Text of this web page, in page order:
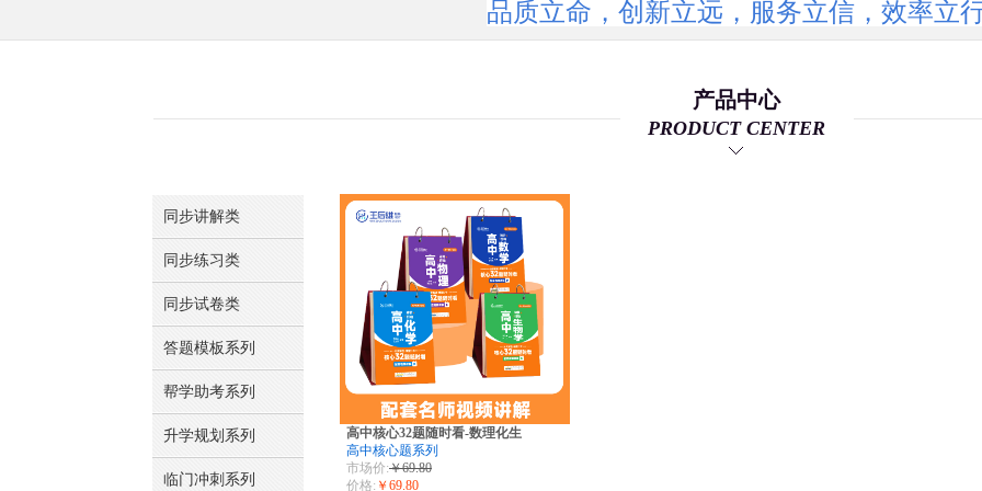
品质立命，创新立远，服务立信，效率立
产品中心
PRODUCT CENTER
高中核心32题随时看-数理化生
高中核心题系列
市场价:￥69.80
价格: ￥69.80
同步讲解类
同步练习类
同步试卷类
答题模板系列
帮学助考系列
升学规划系列
临门冲刺系列